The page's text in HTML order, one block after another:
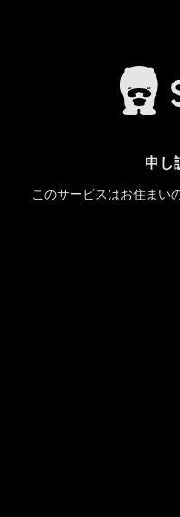
申し
このサービスはお住まい